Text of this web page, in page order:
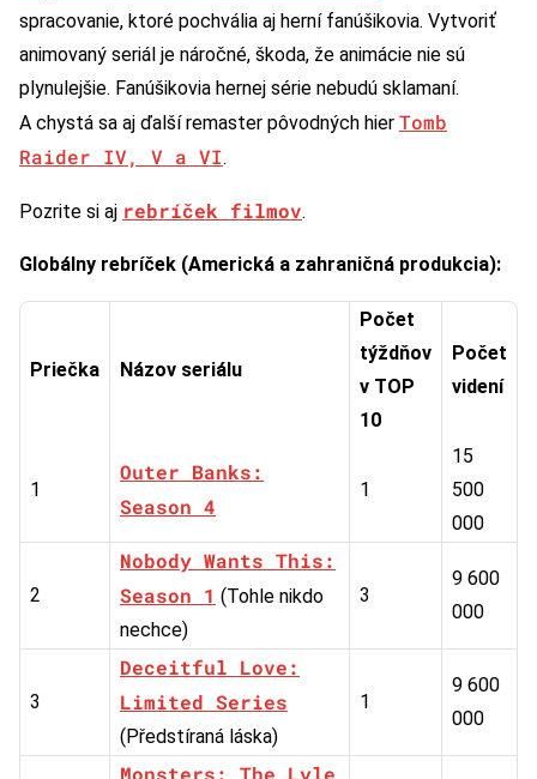
spracovanie, ktoré pochvália aj herní fanúšikovia. Vytvoriť
animovaný seriál je náročné, škoda, že animácie nie sú
plynulejšie. Fanúšikovia hernej série nebudú sklamaní.
A chystá sa aj ďalší remaster pôvodných hier Tomb
Raider IV, V a VI.
Pozrite si aj rebríček filmov.
Globálny rebríček (Americká a zahraničná produkcia):
Priečka Názov seriálu
Počet
týždňov
v TOP
10
Počet
videní
1
Outer Banks:
Season 4
1
15
500
000
2
Nobody Wants This:
Season 1 (Tohle nikdo
nechce)
3
9 600
000
3
Deceitful Love:
Limited Series
(Předstíraná láska)
1
9 600
000
Monsters: The Lyle